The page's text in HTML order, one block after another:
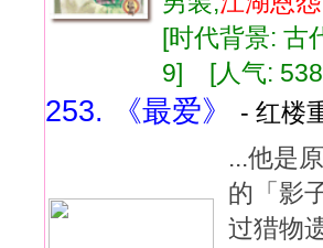
[时代背景:
9] [人气:
253. 《最爱》
- 红楼
...他是
的「影
过猎物